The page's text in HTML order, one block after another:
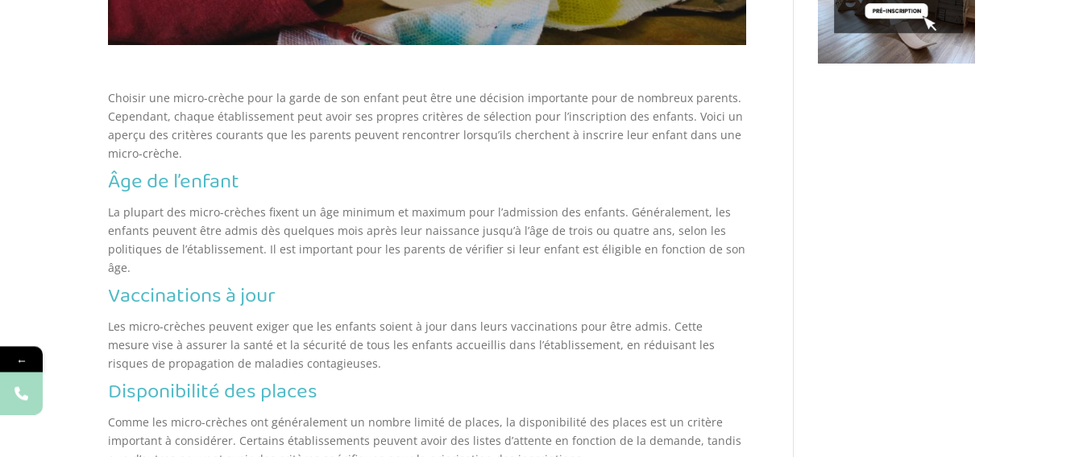
Choisir une micro-crèche pour la garde de son enfant peut être une décision importante pour de nombreux parents.
Cependant, chaque établissement peut avoir ses propres critères de sélection pour l’inscription des enfants. Voici un
aperçu des critères courants que les parents peuvent rencontrer lorsqu’ils cherchent à inscrire leur enfant dans une
micro-crèche.
Âge de l’enfant
La plupart des micro-crèches fixent un âge minimum et maximum pour l’admission des enfants. Généralement, les
enfants peuvent être admis dès quelques mois après leur naissance jusqu’à l’âge de trois ou quatre ans, selon les
politiques de l’établissement. Il est important pour les parents de vérifier si leur enfant est éligible en fonction de son
âge.
Vaccinations à jour
Les micro-crèches peuvent exiger que les enfants soient à jour dans leurs vaccinations pour être admis. Cette
mesure vise à assurer la santé et la sécurité de tous les enfants accueillis dans l’établissement, en réduisant les
risques de propagation de maladies contagieuses.
Disponibilité des places
Comme les micro-crèches ont généralement un nombre limité de places, la disponibilité des places est un critère
important à considérer. Certains établissements peuvent avoir des listes d’attente en fonction de la demande, tandis
←